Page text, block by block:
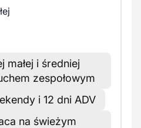
małej i średniej
zespołowym
i 12 dni ADV
na świeżym